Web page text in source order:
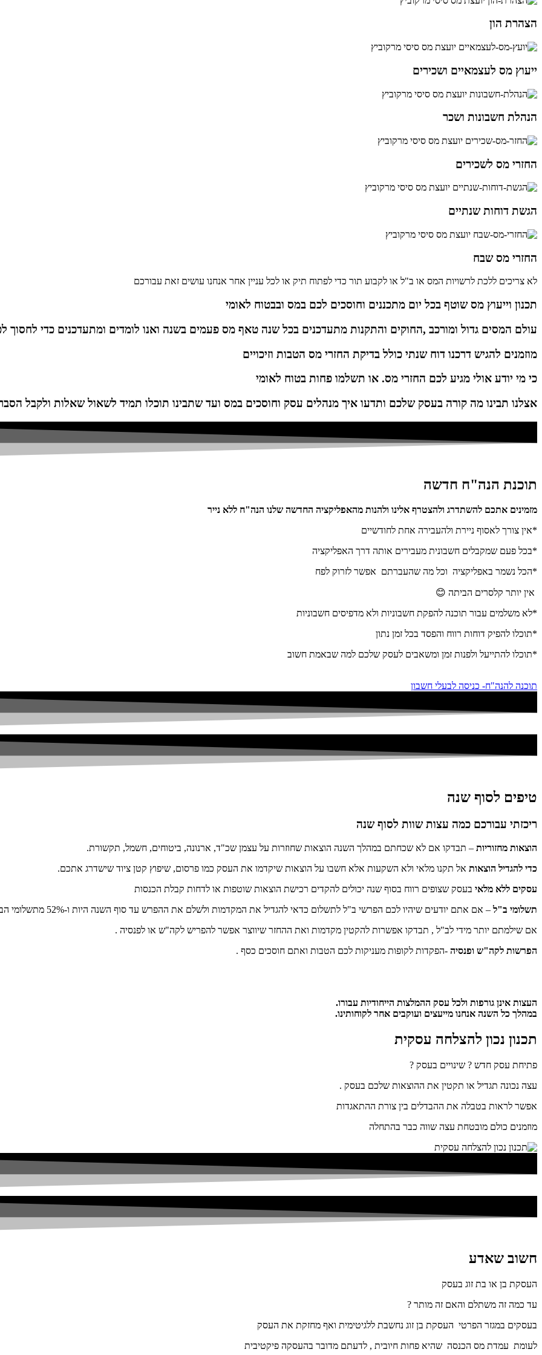
הצהרת הון
ייעוץ מס לעצמאיים ושכירים
הנהלת חשבונות ושכר
החזרי מס לשכירים
הגשת דוחות שנתיים
החזרי מס שבח
לא צריכים ללכת לרשויות המס או ב"ל או לקבוע תור כדי לפתוח תיק או לכל עניין אחר אנחנו עושים זאת עבורכם
תכנון וייעוץ מס שוטף בכל יום מתכננים וחוסכים לכם במס ובבטוח לאומי
עולם המסים גדול ומורכב ,החוקים והתקנות מתעדכנים בכל שנה טאף מס פעמים בשנה ואנו לומדים ומתעדכנים כדי לחסוך
מוזמנים להגיש דרכנו דוח שנתי כולל בדיקת החזרי מס הטבות וזיכויים
כי מי יודע אולי מגיע לכם החזרי מס. או תשלמו פחות בטוח לאומי
אצלנו תבינו מה קורה בעסק שלכם ותדעו איך מנהלים עסק וחוסכים במס ועד שתבינו תוכלו תמיד לשאול שאלות ולקבל
תוכנת הנה"ח חדשה
מזמינים אתכם להשתדרג ולהצטרף אלינו ולהנות מהאפליקציה החדשה שלנו הנה"ח ללא נייר
*אין צורך לאסוף ניירת ולהעבירה אחת לחודשיים
*בכל פעם שמקבלים חשבונית מעבירים אותה דרך האפליקציה
*הכל נשמר באפליקציה וכל מה שהעברתם אפשר לזרוק לפח
אין יותר קלסרים הביתה 😊
*לא משלמים עבור תוכנה להפקת חשבוניות ולא מדפיסים חשבוניות
*תוכלו להפיק דוחות רווח והפסד בכל זמן נתון
*תוכלו להתייעל ולפנות זמן ומשאבים לעסק שלכם למה שבאמת חשוב
תוכנה להנה"ח- כניסה לבעלי חשבון
טיפים לסוף שנה
ריכזתי עבורכם כמה עצות שוות לסוף שנה
הוצאות מחזוריות – תבדקו אם לא שכחתם במהלך השנה הוצאות שחוזרות על עצמן שכ"ד, ארנונה, ביטוחים, חשמל, תקשורת.
כדי להגדיל הוצאות אל תקנו מלאי ולא השקעות אלא חשבו על הוצאות שיקדמו את העסק כמו פרסום, שיפוץ קטן ציוד שישדרג אתכם.
עסקים ללא מלאי בעסק שצופים רווח בסוף שנה יכולים להקדים רכישת הוצאות שוטפות או לדחות קבלת הכנסות
תשלומי ב"ל – אם אתם יודעים שיהיו לכם הפרשי ב"ל לתשלום כדאי להגדיל את המקדמות ולשלם את ההפרש עד סוף השנה היות ו-52% מתשלומי הב"ל (ללא מס בריאות) יחשבו להוצאה מוכרת .
אם שילמתם יותר מידי לב"ל , תבדקו אפשרות להקטין מקדמות ואת ההחזר שיווצר אפשר להפריש לקה"ש או לפנסיה .
הפרשות לקה"ש ופנסיה -הפקדות לקופות מעניקות לכם הטבות ואתם חוסכים כסף .
העצות אינן גורפות ולכל עסק ההמלצות הייחודיות עבורו.
במהלך כל השנה אנחנו מייעצים ועוקבים אחר לקוחותינו.
תכנון נכון להצלחה עסקית
פתיחת עסק חדש ? שינויים בעסק ?
עצה נכונה תגדיל או תקטין את ההוצאות שלכם בעסק .
אפשר לראות בטבלה את ההבדלים בין צורת ההתאגדות
מוזמנים כולם מובטחת עצה שווה כבר בהתחלה
חשוב שאדע
העסקת בן או בת זוג בעסק
עד כמה זה משתלם והאם זה מותר ?
בעסקים במגזר הפרטי העסקת בן זוג נחשבת ללגיטימית ואף מחזקת את העסק
לעומת עמדת מס הכנסה שהיא פחות חיובית , לדעתם מדובר בהעסקה פיקטיבית